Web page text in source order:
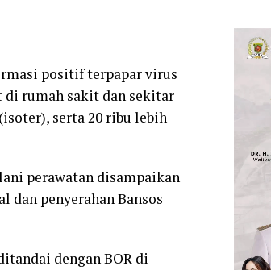
positif terpapar virus
di rumah sakit dan sekitar
serta 20 ribu lebih
perawatan disampaikan
dan penyerahan Bansos
dengan BOR di